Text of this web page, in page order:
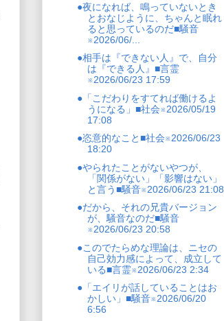
●夜になれば、鳴っていないとき
とおなじように、ちゃんと眠れ
ると思っているのだ■騒音
※2026/06/...
●相手は『できない人』で、自分
は『できる人』■言霊
※2026/06/23 17:59
●「こだわりをすてれば働けるよ
うになる」■社会※2026/05/19
17:08
●恣意的なこと■社会※2026/06/23
18:20
●やられたことがないやつが、
「関係がない」「影響はない」
と言う■騒音※2026/06/23 21:08
●だから、それの兄貴バージョン
が、騒音なのだ■騒音
※2026/06/23 20:58
●このでたらめな理論は、ニセの
自己効力感によって、成立して
いる■言霊※2026/06/23 2:34
●「エイリが話していることはお
かしい」■騒音※2026/06/20
6:56